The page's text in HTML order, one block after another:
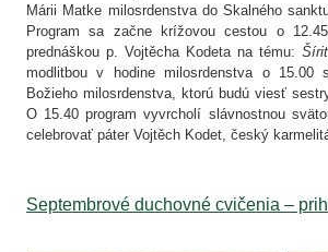
Márii Matke milosrdenstva do Skalného
Program sa začne krížovou cestou o
prednáškou p. Vojtěcha Kodeta na tému:
modlitbou v hodine milosrdenstva o 15.00
Božieho milosrdenstva, ktorú budú viesť
O 15.40 program vyvrcholí slávnostnou
celebrovať páter Vojtěch Kodet, český
Septembrové duchovné cvičenia –